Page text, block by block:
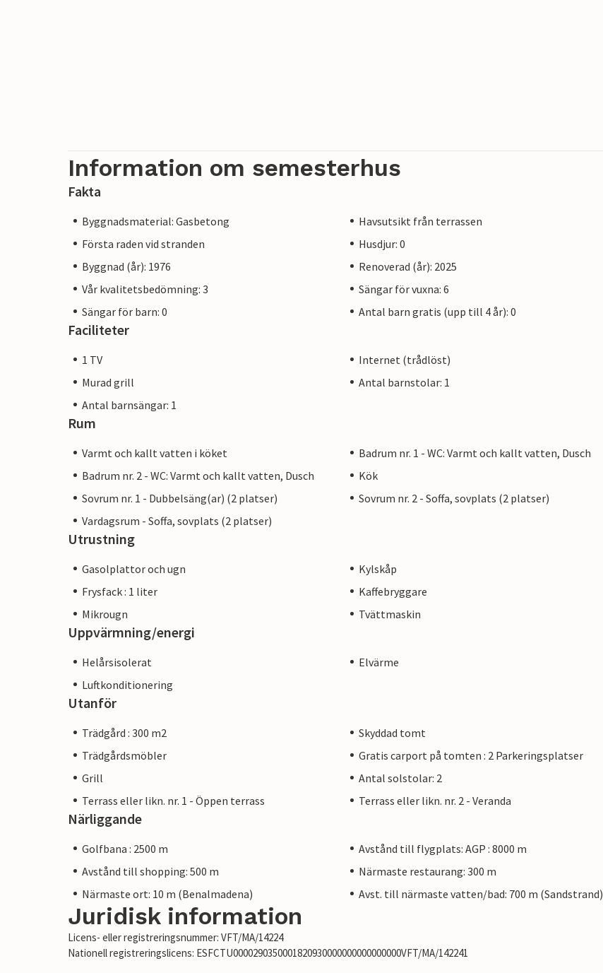
Information om semesterhus
Fakta
Byggnadsmaterial: Gasbetong
Havsutsikt från terrassen
Första raden vid stranden
Husdjur: 0
Byggnad (år): 1976
Renoverad (år): 2025
Vår kvalitetsbedömning: 3
Sängar för vuxna: 6
Sängar för barn: 0
Antal barn gratis (upp till 4 år): 0
Faciliteter
1 TV
Internet (trådlöst)
Murad grill
Antal barnstolar: 1
Antal barnsängar: 1
Rum
Varmt och kallt vatten i köket
Badrum nr. 1 - WC: Varmt och kallt vatten, Dusch
Badrum nr. 2 - WC: Varmt och kallt vatten, Dusch
Kök
Sovrum nr. 1 - Dubbelsäng(ar) (2 platser)
Sovrum nr. 2 - Soffa, sovplats (2 platser)
Vardagsrum - Soffa, sovplats (2 platser)
Utrustning
Gasolplattor och ugn
Kylskåp
Frysfack : 1 liter
Kaffebryggare
Mikrougn
Tvättmaskin
Uppvärmning/energi
Helårsisolerat
Elvärme
Luftkonditionering
Utanför
Trädgård : 300 m2
Skyddad tomt
Trädgårdsmöbler
Gratis carport på tomten : 2 Parkeringsplatser
Grill
Antal solstolar: 2
Terrass eller likn. nr. 1 - Öppen terrass
Terrass eller likn. nr. 2 - Veranda
Närliggande
Golfbana : 2500 m
Avstånd till flygplats: AGP : 8000 m
Avstånd till shopping: 500 m
Närmaste restaurang: 300 m
Närmaste ort: 10 m (Benalmadena)
Avst. till närmaste vatten/bad: 700 m (Sandstrand)
Juridisk information
Licens- eller registreringsnummer: VFT/MA/14224
Nationell registreringslicens: ESFCTU0000290350001820930000000000000000VFT/MA/142241